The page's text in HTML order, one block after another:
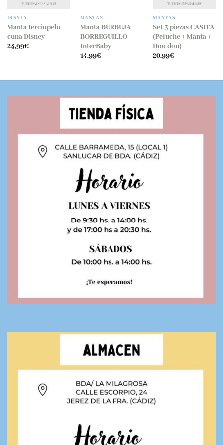
DISNEY
Manta terciopelo
cuna Disney
24,99€
MANTAS
Manta BURBUJA
BORREGUILLO
InterBaby
14,99€
MANTAS
Set 3 piezas CASITA
(Peluche + Manta +
Dou dou)
20,99€